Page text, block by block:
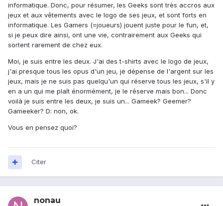
informatique. Donc, pour résumer, les Geeks sont très accros aux
jeux et aux vêtements avec le logo de ses jeux, et sont forts en
informatique. Les Gamers (=joueurs) jouent juste pour le fun, et,
si je peux dire ainsi, ont une vie, contrairement aux Geeks qui
sortent rarement de chez eux.
Moi, je suis entre les deux. J'ai des t-shirts avec le logo de jeux,
j'ai presque tous les opus d'un jeu, je dépense de l'argent sur les
jeux, mais je ne suis pas quelqu'un qui réserve tous les jeux, s'il y
en a un qui me plaît énormément, je le réserve mais bon... Donc
voilà je suis entre les deux, je suis un... Gameek? Geemer?
Gameeker? D: non, ok.
Vous en pensez quoi?
Citer
nonau